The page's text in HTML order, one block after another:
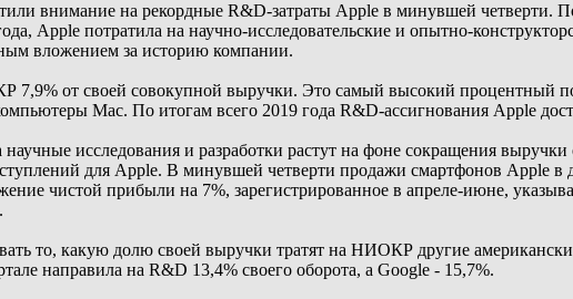
внимание на рекордные R&D-затраты Apple в минувшей четверти.
Apple потратила на научно-исследовательские и опытно-
вложением за историю компании.
7,9% от своей совокупной выручки. Это самый высокий процентный
Mac. По итогам всего 2019 года R&D-ассигнования Apple
научные исследования и разработки растут на фоне сокращения
для Apple. В минувшей четверти продажи смартфонов Apple в
чистой прибыли на 7%, зарегистрированное в апреле-июне,
то, какую долю своей выручки тратят на НИОКР другие
направила на R&D 13,4% своего оборота, а Google - 15,7%.